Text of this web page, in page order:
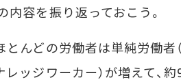
内容を振り返っておこう。
んどの労働者は単純労働者
レッジワーカー）が増えて、